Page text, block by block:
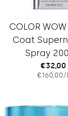
:
Typ:
COLOR
Coat
Spray
Preis
€32,00
€160,00/